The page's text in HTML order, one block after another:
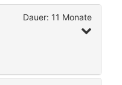
Dauer: 11 Monate